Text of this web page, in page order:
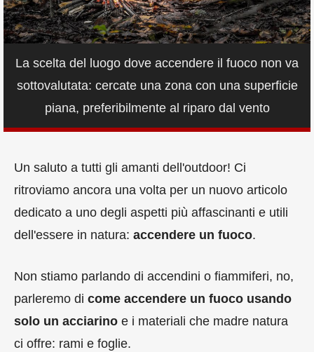
La scelta del luogo dove accendere il fuoco non va
sottovalutata: cercate una zona con una superficie
piana, preferibilmente al riparo dal vento
Un saluto a tutti gli amanti dell'outdoor! Ci
ritroviamo ancora una volta per un nuovo articolo
dedicato a uno degli aspetti più affascinanti e utili
dell'essere in natura: accendere un fuoco.
Non stiamo parlando di accendini o fiammiferi, no,
parleremo di come accendere un fuoco usando
solo un acciarino e i materiali che madre natura
ci offre: rami e foglie.